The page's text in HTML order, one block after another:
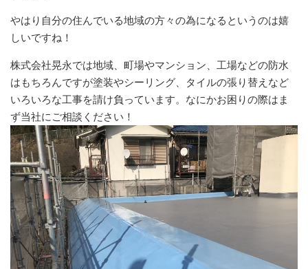
やはり自分の住んでいる地域の方々の為になるというのは嬉
しいですね！
株式会社晃永では地域、町場やマンション、工場などの防水
はもちろんですが塗装やシーリング、タイルの張り替えなど
いろいろな工事を請け負っています。なにかお困りの際はま
ず当社にご相談ください！